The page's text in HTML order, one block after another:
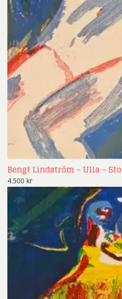
Bengt Lindström – Ulla –
4.500 kr